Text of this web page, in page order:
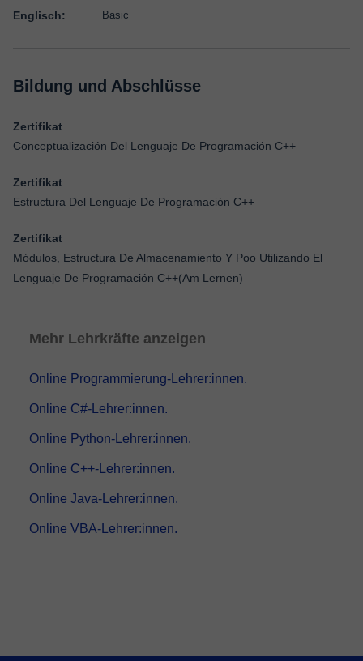
Englisch: Basic
Bildung und Abschlüsse
Zertifikat
Conceptualización Del Lenguaje De Programación C++
Zertifikat
Estructura Del Lenguaje De Programación C++
Zertifikat
Módulos, Estructura De Almacenamiento Y Poo Utilizando El
Lenguaje De Programación C++(Am Lernen)
Mehr Lehrkräfte anzeigen
Online Programmierung-Lehrer:innen.
Online C#-Lehrer:innen.
Online Python-Lehrer:innen.
Online C++-Lehrer:innen.
Online Java-Lehrer:innen.
Online VBA-Lehrer:innen.